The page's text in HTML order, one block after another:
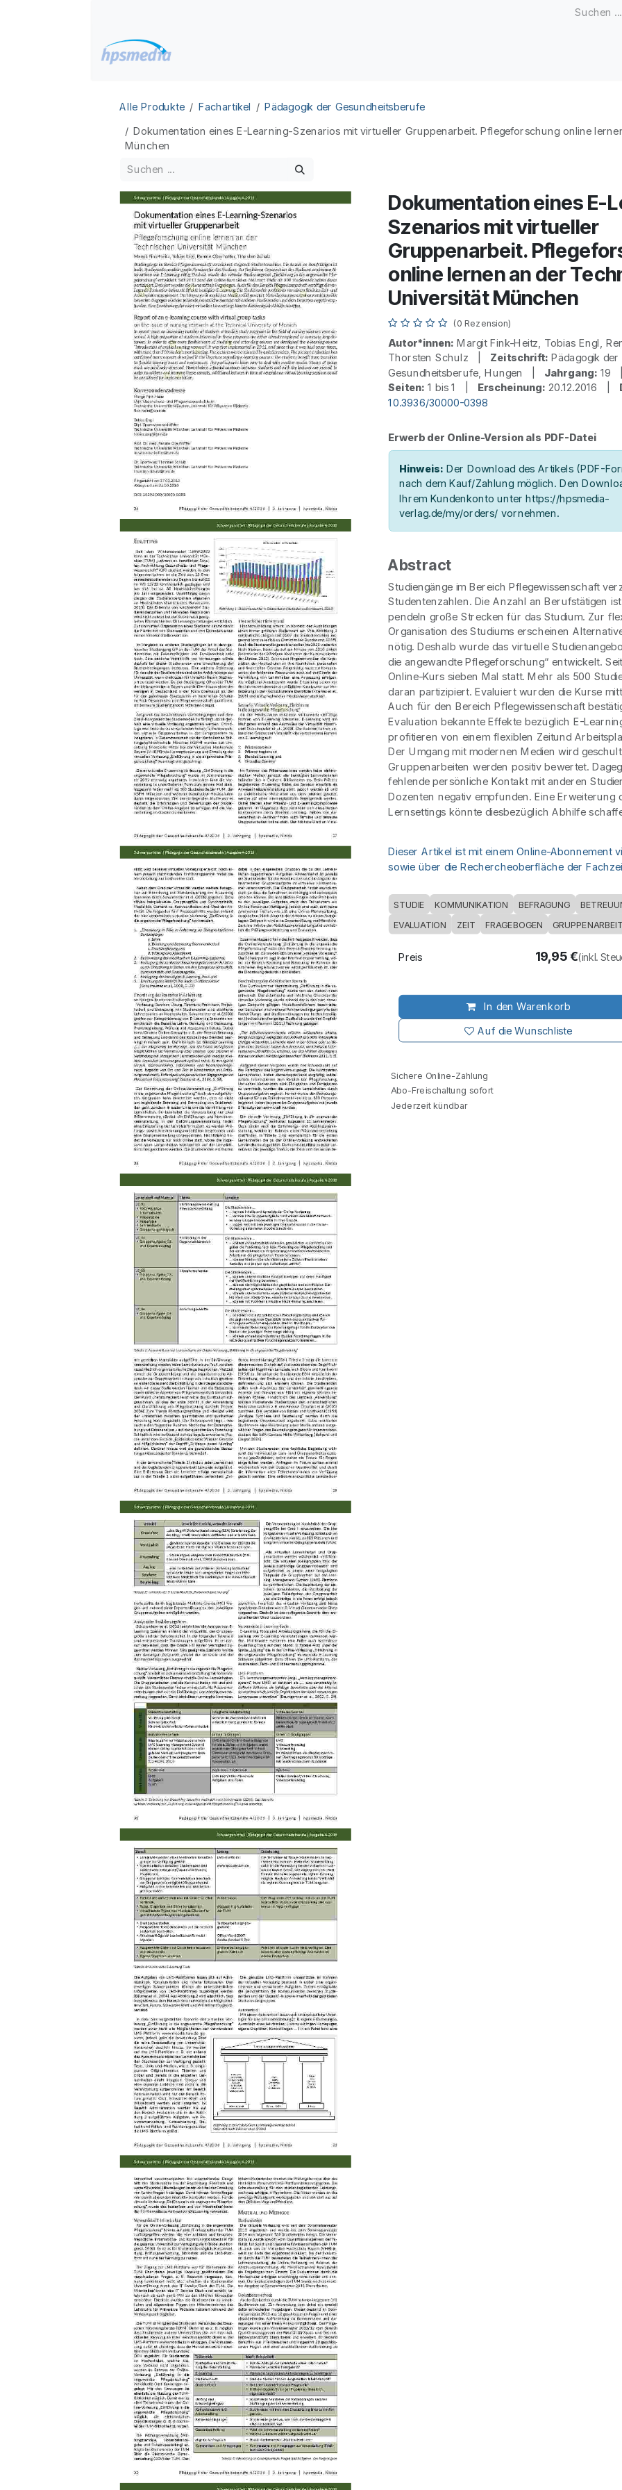
Alle Produkte Fachartikel
Pädagogik der Gesundheitsberufe
Dokumentation eines E-Learning-Szenarios mit virtueller Gruppenarbeit. Pflegeforschung online
München
Dokumentation eines E-
Szenarios mit virtueller
Gruppenarbeit.
online lernen an der
Universität München
(0 Rezension)
Autor*innen: Margit Fink-Heitz, Tobias Engl,
Thorsten Schulz | Zeitschrift: Pädagogik der
Gesundheitsberufe, Hungen | Jahrgang: 19
Seiten: 1 bis 1 | Erscheinung: 20.12.2016 |
10.3936/30000-0398
Erwerb der Online-Version als PDF-Datei
Hinweis: Der Download des Artikels (PDF-
nach dem Kauf/Zahlung möglich. Den
Ihrem Kundenkonto unter https://hpsmedia-
verlag.de/my/orders/ vornehmen.
Abstract
Studiengänge im Bereich Pflegewissenschaft
Studentenzahlen. Die Anzahl an Berufstätigen
pendeln große Strecken für das Studium. Zur
Organisation des Studiums erscheinen
nötig. Deshalb wurde das virtuelle
die angewandte Pflegeforschung“ entwickelt.
Online-Kurs sieben Mal statt. Mehr als 500
daran partizipiert. Evaluiert wurden die Kurse
Auch für den Bereich Pflegewissenschaft
Evaluation bekannte Effekte bezüglich E-
profitieren von einem flexiblen Zeitund
Der Umgang mit modernen Medien wird
Gruppenarbeiten werden positiv bewertet.
fehlende persönliche Kontakt mit anderen
Dozenten negativ empfunden. Eine Erweiterung
Lernsettings könnte diesbezüglich Abhilfe
Dieser Artikel ist mit einem Online-Abonnement
sowie über die Rechercheoberfläche der
STUDIE KOMMUNIKATION BEFRAGUNG
EVALUATION
ZEIT FRAGEBOGEN GRUPPENARBEIT
In den Warenkorb
Auf die Wunschliste
Preis 19,95€(inkl.
Sichere Online-Zahlung
Abo-Freischaltung sofort
Jederzeit kündbar